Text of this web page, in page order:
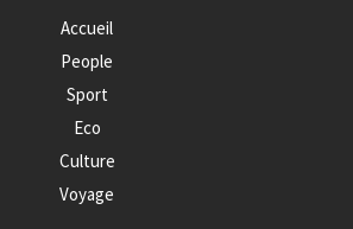
Accueil
People
Sport
Eco
Culture
Voyage